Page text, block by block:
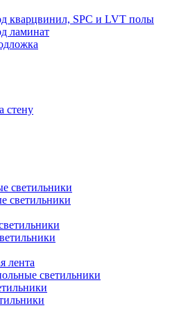
кварцвинил, SPC и LVT полы
ламинат
стену
светильники
светильники
лента
светильники